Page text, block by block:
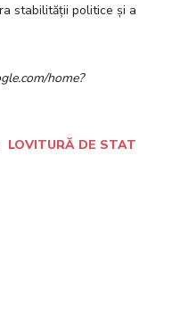
stabilității politice și a
home?
LOVITURĂ DE STAT